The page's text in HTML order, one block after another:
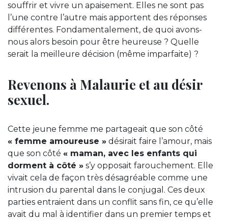
souffrir et vivre un apaisement. Elles ne sont pas
l’une contre l’autre mais apportent des réponses
différentes. Fondamentalement, de quoi avons-
nous alors besoin pour être heureuse ? Quelle
serait la meilleure décision (même imparfaite) ?
Revenons à Malaurie et au désir
sexuel.
Cette jeune femme me partageait que son côté
« femme amoureuse » désirait faire l’amour, mais
que son côté « maman, avec les enfants qui
dorment à côté » s’y opposait farouchement. Elle
vivait cela de façon très désagréable comme une
intrusion du parental dans le conjugal. Ces deux
parties entraient dans un conflit sans fin, ce qu’elle
avait du mal à identifier dans un premier temps et